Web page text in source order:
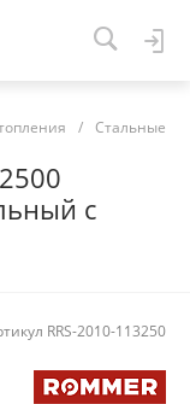
/ Стальные
с
RRS-2010-113250